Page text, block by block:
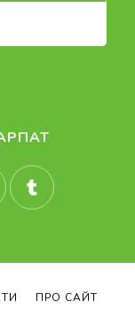
ПРО САЙТ